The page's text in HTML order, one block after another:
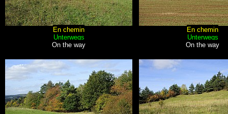
En chemin
Unterwegs
On the way
En chemin
Unterwegs
On the way